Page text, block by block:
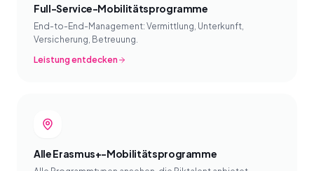
Full-Service-Mobilitätsprogramme
End-to-End-Management: Vermittlung, Unterkunft,
Versicherung, Betreuung.
Leistung entdecken
Alle Erasmus+-Mobilitätsprogramme